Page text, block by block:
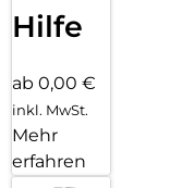
Hilfe
ab 0,00 €
inkl. MwSt.
Mehr
erfahren